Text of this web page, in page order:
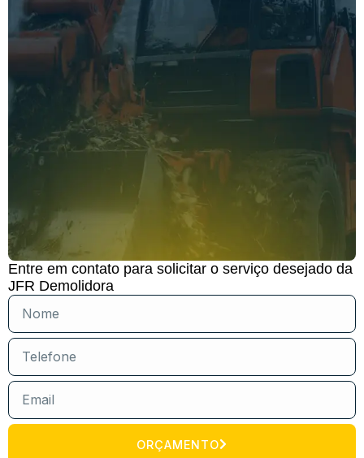
Entre em contato para solicitar o serviço desejado da
JFR Demolidora
ORÇAMENTO